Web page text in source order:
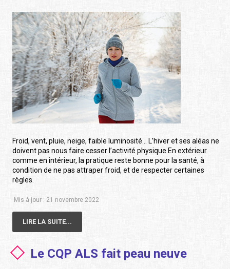
Froid, vent, pluie, neige, faible luminosité… L’hiver et ses aléas ne
doivent pas nous faire cesser l’activité physique.En extérieur
comme en intérieur, la pratique reste bonne pour la santé, à
condition de ne pas attraper froid, et de respecter certaines
règles.
Mis à jour : 21 novembre 2022
LIRE LA SUITE...
Le CQP ALS fait peau neuve